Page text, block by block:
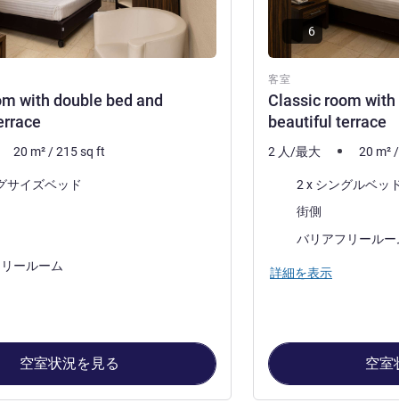
with double bed and
20 m² /215sq ft
サイズベッド
施設:
ールーム
空室状況を見る
客室
Classic room with
beautiful terrace
6
2 人/最大 20 m² /
2 x シングルベッ
ビュー:街側
バリアフリールー
詳細を表示
空室